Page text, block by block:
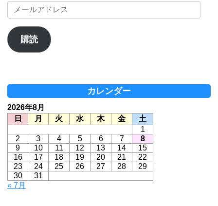
メ
ー
ア
ド
購読
カレンダー
2026年8月
日
月 火 水 木 金
土
1
2
3 4 5 6 7
8
9
10 11 12 13 14
15
16
17 18 19 20 21
22
23
24 25 26 27 28
29
30
31
« 7月